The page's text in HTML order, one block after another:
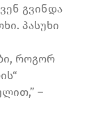
გვინდა
პასუხი
როგორ
–